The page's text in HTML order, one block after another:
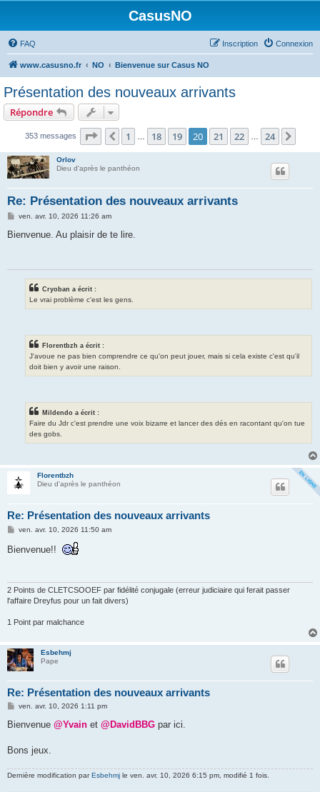
CasusNO
FAQ Connexion
Inscription
www.casusno.fr NO Bienvenue sur Casus NO
Présentation des nouveaux arrivants
Répondre
353 messages Page 20 sur 24
Précédent
1 18 19 20 21 22 24
Orlov
Dieu d'après le panthéon
Re: Présentation des nouveaux arrivants
M
s
ven. avr. 10, 2026 11:26 am
Bienvenue. Au plaisir de te lire.
Cryoban a écrit :
Le vrai problème c'est les gens.
Florentbzh a écrit :
J'avoue ne pas bien comprendre ce qu'on peut jouer, mais si cela existe c'est qu'il
doit bien y avoir une raison.
Mildendo a écrit :
Faire du Jdr c'est prendre une voix bizarre et lancer des dés en racontant qu'on tue
des gobs.
Florentbzh
Dieu d'après le panthéon
Re: Présentation des nouveaux arrivants
M
s
ven. avr. 10, 2026 11:50 am
Bienvenue!!
2 Points de CLETCSOOEF par fidélité conjugale (erreur judiciaire qui ferait passer
l'affaire Dreyfus pour un fait divers)
1 Point par malchance
Esbehmj
Pape
Re: Présentation des nouveaux arrivants
M
s
g
ven. avr. 10, 2026 1:11 pm
Bienvenue @Yvain et @DavidBBG par ici.
Bons jeux.
Dernière modification parEsbehmj le ven. avr. 10, 2026 6:15 pm, modifié 1 fois.